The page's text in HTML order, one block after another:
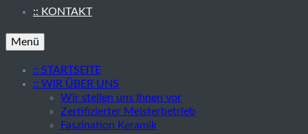
:: KONTAKT
Menü
:: STARTSEITE
:: WIR ÜBER UNS
Wir stellen uns Ihnen vor
Zertifizierter Meisterbetrieb
Faszination Keramik